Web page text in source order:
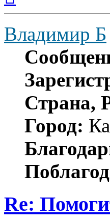
началу
Владимир Б
Страна,
Город:
Re: